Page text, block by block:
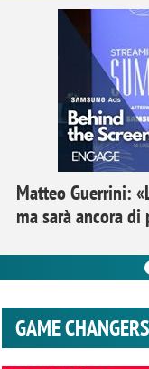
Matteo Guerrini:
ma sarà ancora
GAME CHANGERS